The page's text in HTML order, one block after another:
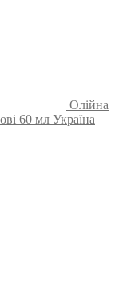
Олійна
60 мл Україна